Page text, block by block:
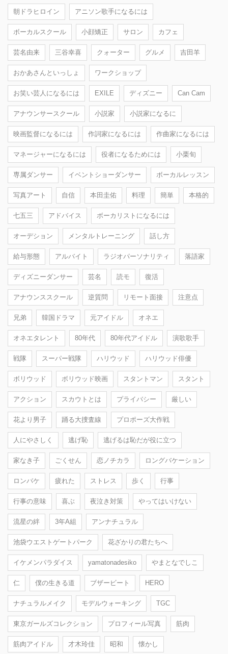
朝ドラヒロイン アニソン歌手になるには
ボーカルスクール 小顔矯正 サロン カフェ
芸名由来 三谷幸喜 クォーター グルメ 吉田羊
おかあさんといっしょ ワークショップ
お笑い芸人になるには EXILE ディズニー Can Cam
アナウンサースクール 小説家 小説家になるに
映画監督になるには 作詞家になるには 作曲家になるには
マネージャーになるには 役者になるためには 小栗旬
専属ダンサー イベントショーダンサー ボーカルレッスン
写真アート 自信 本田圭佑 料理 簡単 本格的
七五三 アドバイス ボーカリストになるには
オーデション メンタルトレーニング 話し方
給与形態 アルバイト ラジオパーソナリティ 落語家
ディズニーダンサー 芸名 読モ 復活
アナウンススクール 逆質問 リモート面接 注意点
兄弟 韓国ドラマ 元アイドル オネエ
オネエタレント 80年代 80年代アイドル 演歌歌手
戦隊 スーパー戦隊 ハリウッド ハリウッド俳優
ボリウッド ボリウッド映画 スタントマン スタント
アクション スカウトとは プライバシー 厳しい
花より男子 踊る大捜査線 プロポーズ大作戦
人にやさしく 逃げ恥 逃げるは恥だが役に立つ
家なき子 ごくせん 恋ノチカラ ロングバケーション
ロンバケ 疲れた ストレス 歩く 行事
行事の意味 喜ぶ 夜泣き対策 やってはいけない
流星の絆 3年A組 アンナチュラル
池袋ウエストゲートパーク 花ざかりの君たちへ
イケメンパラダイス yamatonadesiko やまとなでしこ
仁 僕の生きる道 ブザービート HERO
ナチュラルメイク モデルウォーキング TGC
東京ガールズコレクション プロフィール写真 筋肉
筋肉アイドル 才木玲佳 昭和 懐かし